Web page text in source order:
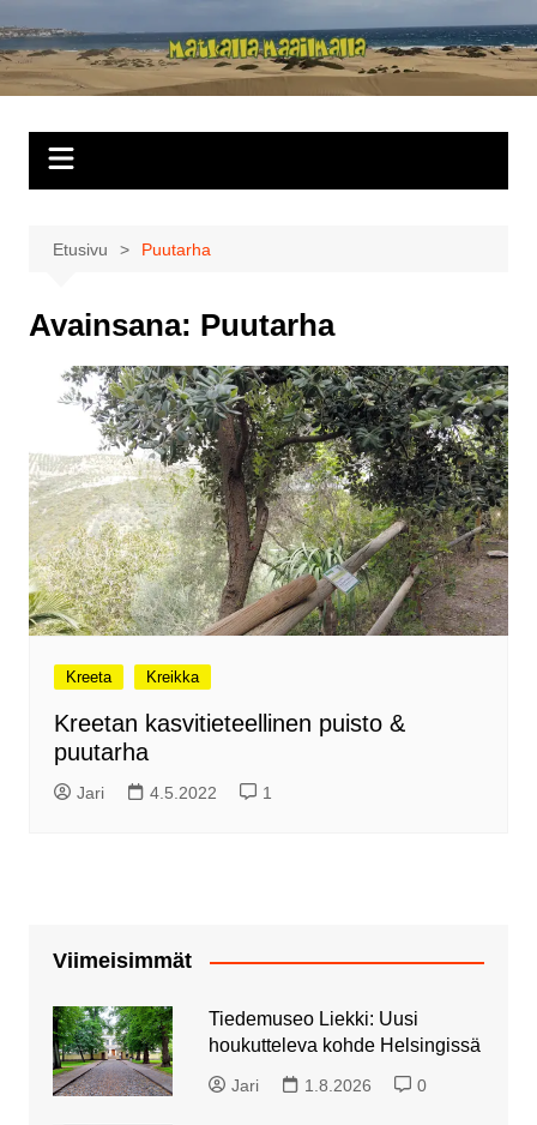
sisältöön
Matkalla
maailmalla
Etusivu Puutarha
Avainsana: Puutarha
Kreeta Kreikka
Kreetan kasvitieteellinen puisto &
puutarha
Jari 4.5.2022 1
Viimeisimmät
Tiedemuseo Liekki: Uusi
houkutteleva kohde Helsingissä
Jari 1.8.2026 0